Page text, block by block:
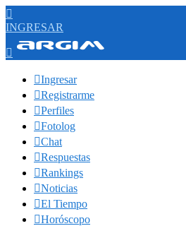

INGRESAR

Ingresar
Registrarme
Perfiles
Fotolog
Chat
Respuestas
Rankings
Noticias
El Tiempo
Horóscopo